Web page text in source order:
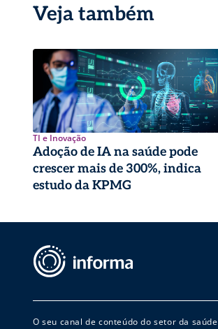
Veja também
TI e Inovação
Adoção de IA na saúde pode
crescer mais de 300%, indica
estudo da KPMG
O seu canal de conteúdo do setor da saúde